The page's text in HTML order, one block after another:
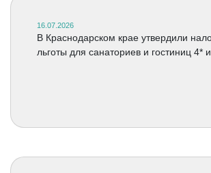
16.07.2026
В Краснодарском крае утвердили
льготы для санаториев и гостиниц 4*